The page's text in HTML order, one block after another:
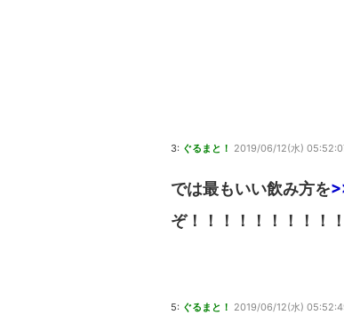
3: ぐるまと！ 2019/06/12(水)
では最もいい飲み方を
ぞ！！！！！！！！！
5: ぐるまと！ 2019/06/12(水)